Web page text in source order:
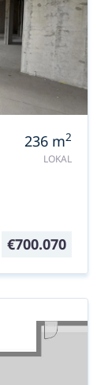
236 m2
LOKAL
€700.070